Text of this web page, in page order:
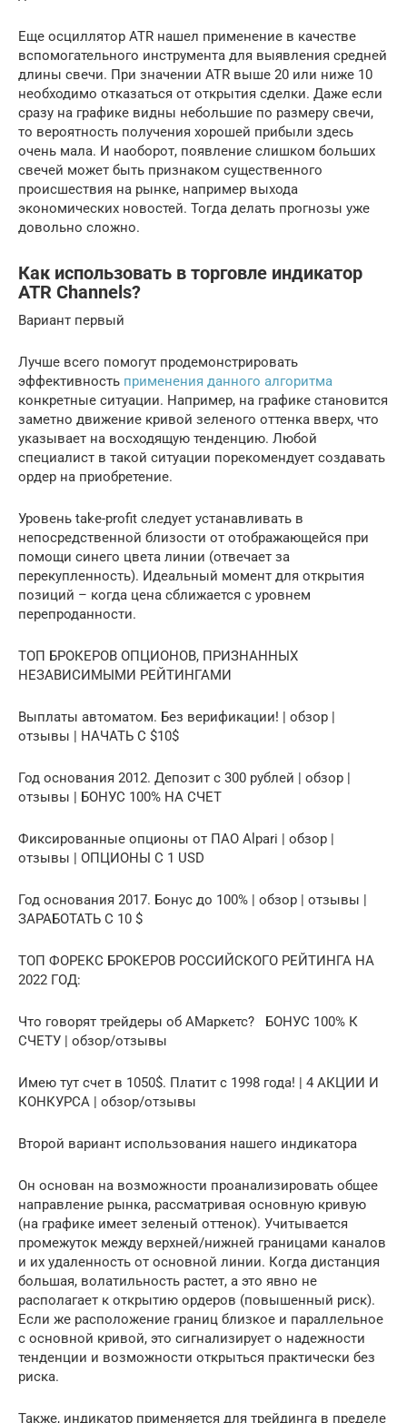
Еще осциллятор ATR нашел применение в качестве
вспомогательного инструмента для выявления средней
длины свечи. При значении ATR выше 20 или ниже 10
необходимо отказаться от открытия сделки. Даже если
сразу на графике видны небольшие по размеру свечи,
то вероятность получения хорошей прибыли здесь
очень мала. И наоборот, появление слишком больших
свечей может быть признаком существенного
происшествия на рынке, например выхода
экономических новостей. Тогда делать прогнозы уже
довольно сложно.
Как использовать в торговле индикатор
ATR Channels?
Вариант первый
Лучше всего помогут продемонстрировать
эффективность применения данного алгоритма
конкретные ситуации. Например, на графике становится
заметно движение кривой зеленого оттенка вверх, что
указывает на восходящую тенденцию. Любой
специалист в такой ситуации порекомендует создавать
ордер на приобретение.
Уровень take-profit следует устанавливать в
непосредственной близости от отображающейся при
помощи синего цвета линии (отвечает за
перекупленность). Идеальный момент для открытия
позиций – когда цена сближается с уровнем
перепроданности.
ТОП БРОКЕРОВ ОПЦИОНОВ, ПРИЗНАННЫХ
НЕЗАВИСИМЫМИ РЕЙТИНГАМИ
Выплаты автоматом. Без верификации! | обзор |
отзывы | НАЧАТЬ С $10$
Год основания 2012. Депозит с 300 рублей | обзор |
отзывы | БОНУС 100% НА СЧЕТ
Фиксированные опционы от ПАО Alpari | обзор |
отзывы | ОПЦИОНЫ С 1 USD
Год основания 2017. Бонус до 100% | обзор | отзывы |
ЗАРАБОТАТЬ С 10 $
ТОП ФОРЕКС БРОКЕРОВ РОССИЙСКОГО РЕЙТИНГА НА
2022 ГОД:
Что говорят трейдеры об АМаркетс? БОНУС 100% К
СЧЕТУ | обзор/отзывы
Имею тут счет в 1050$. Платит с 1998 года! | 4 АКЦИИ И
КОНКУРСА | обзор/отзывы
Второй вариант использования нашего индикатора
Он основан на возможности проанализировать общее
направление рынка, рассматривая основную кривую
(на графике имеет зеленый оттенок). Учитывается
промежуток между верхней/нижней границами каналов
и их удаленность от основной линии. Когда дистанция
большая, волатильность растет, а это явно не
располагает к открытию ордеров (повышенный риск).
Если же расположение границ близкое и параллельное
с основной кривой, это сигнализирует о надежности
тенденции и возможности открыться практически без
риска.
Также, индикатор применяется для трейдинга в пределе